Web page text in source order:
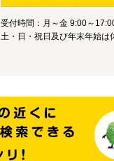
受付時間：月～金 9:00～
土・日・祝日及び年末年始は